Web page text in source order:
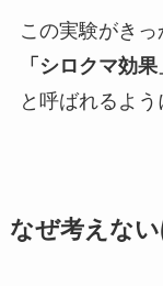
この実験がきっ
「シロクマ効
と呼ばれるよう
なぜ考えな